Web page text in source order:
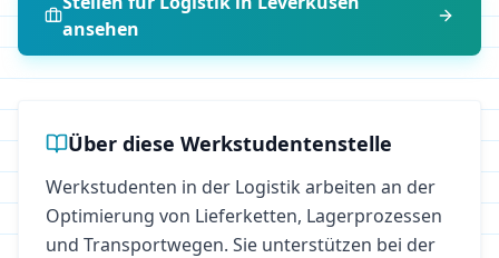
ansehen
Über diese Werkstudentenstelle
Werkstudenten in der Logistik arbeiten an der
Optimierung von Lieferketten, Lagerprozessen
und Transportwegen. Sie unterstützen bei der